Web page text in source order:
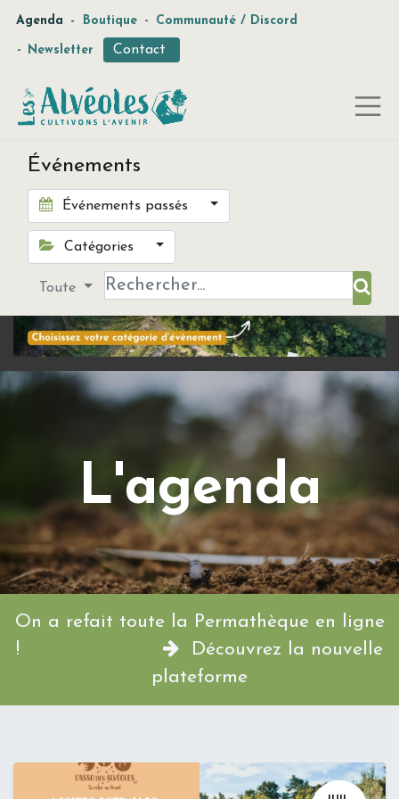
Agenda - Boutique - Communauté / Discord
- Newsletter Contact
Événements
Événements passés
Catégories
Toute
L'agenda
On a refait toute la Permathèque en ligne
!
Découvrez la nouvelle
plateforme